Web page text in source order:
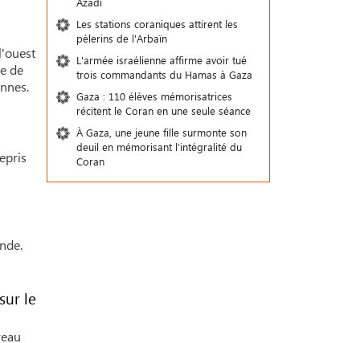
de
le
Les stations coraniques attirent les
pèlerins de l'Arbaïn
L'armée israélienne affirme avoir tué
trois commandants du Hamas à Gaza
Gaza : 110 élèves mémorisatrices
récitent le Coran en une seule séance
À Gaza, une jeune fille surmonte son
deuil en mémorisant l’intégralité du
Coran